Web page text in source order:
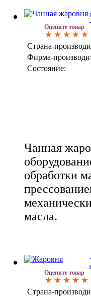
Оцените товар
Страна-
Фирма-
Состояние:
Чанная
обработки
масла.
Оцените товар
Страна-